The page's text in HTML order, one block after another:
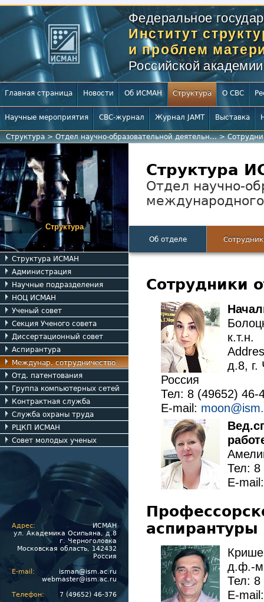
Федеральное
Институт
и проблем
Российской
Главная страница Новости Об ИСМАН Структура О СВС
Научные мероприятия СВС-журнал Журнал JAMT Выставка
Структура>Отдел научно-образовательной деятельн...>
Структура
Структура ИСМАН
Администрация
Научные подразделения
НОЦ ИСМАН
Ученый совет
Секция Ученого совета
Диссертационный совет
Аспирантура
Междунар. сотрудничество
Отд. патентования
Группа компьютерных сетей
Контрактная служба
Служба охраны труда
РЦКП ИСМАН
Совет молодых ученых
Адрес:
ИСМАН
ул. Академика Осипьяна, д.8
г. Черноголовка
Московская область, 142432
Россия
E-mail:
isman@ism.ac.ru
webmaster@ism.ac.ru
Телефон:
7 (49652) 46-376
Структура
Отдел научно-
Об отделе
Сотрудники
к.т.н.
д.8, г.
Россия
Тел: 8 (49652) 46-
E-mail:
Тел: 8
E-
аспирантуры
д.ф.-
Тел: 8
E-